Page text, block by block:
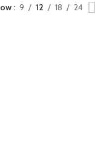
9 12 18 24